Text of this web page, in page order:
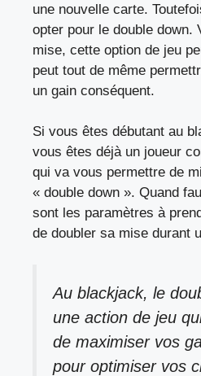
une nouvelle carte.
opter pour le double down.
mise, cette option de jeu
peut tout de même
un gain conséquent.
Si vous êtes débutant au
vous êtes déjà un joueur
qui va vous permettre de
« double down ». Quand
sont les paramètres à
de doubler sa mise durant
Au blackjack, le
une action de jeu
de maximiser vos
pour optimiser vos